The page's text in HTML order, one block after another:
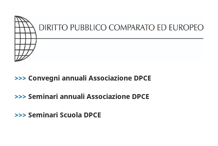
>>> Convegni annuali Associazione DPCE
>>> Seminari annuali Associazione DPCE
>>> Seminari Scuola DPCE